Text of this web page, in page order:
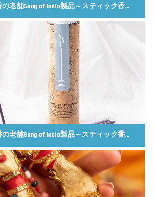
創業1932年のお香の老舗Song of India製品～スティック香＆お香立てセット[Botanicaly Collection] – ワイルドベリーカシス
創業1932年のお香の老舗Song of India製品～スティック香＆お香立てセット[Botanicaly Collection] – バルサムシダーウッド